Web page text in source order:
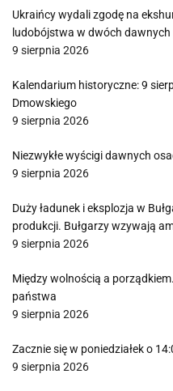
Ukraińcy wydali zgodę na
ludobójstwa w dwóch
9 sierpnia 2026
Kalendarium historyczne: 9
Dmowskiego
9 sierpnia 2026
Niezwykłe wyścigi dawnych
9 sierpnia 2026
Duży ładunek i eksplozja w
produkcji. Bułgarzy wzywają
9 sierpnia 2026
Między wolnością a
państwa
9 sierpnia 2026
Zacznie się w poniedziałek o
9 sierpnia 2026